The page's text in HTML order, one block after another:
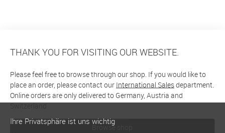
THANK YOU FOR VISITING OUR WEBSITE.
Please feel free to browse through our shop. If you would like to
place an order, please contact our International Salesdepartment.
Online orders are only delivered to Germany, Austria and
Switzerland
Browse shop
Ihre Privatsphäre ist uns wichtig